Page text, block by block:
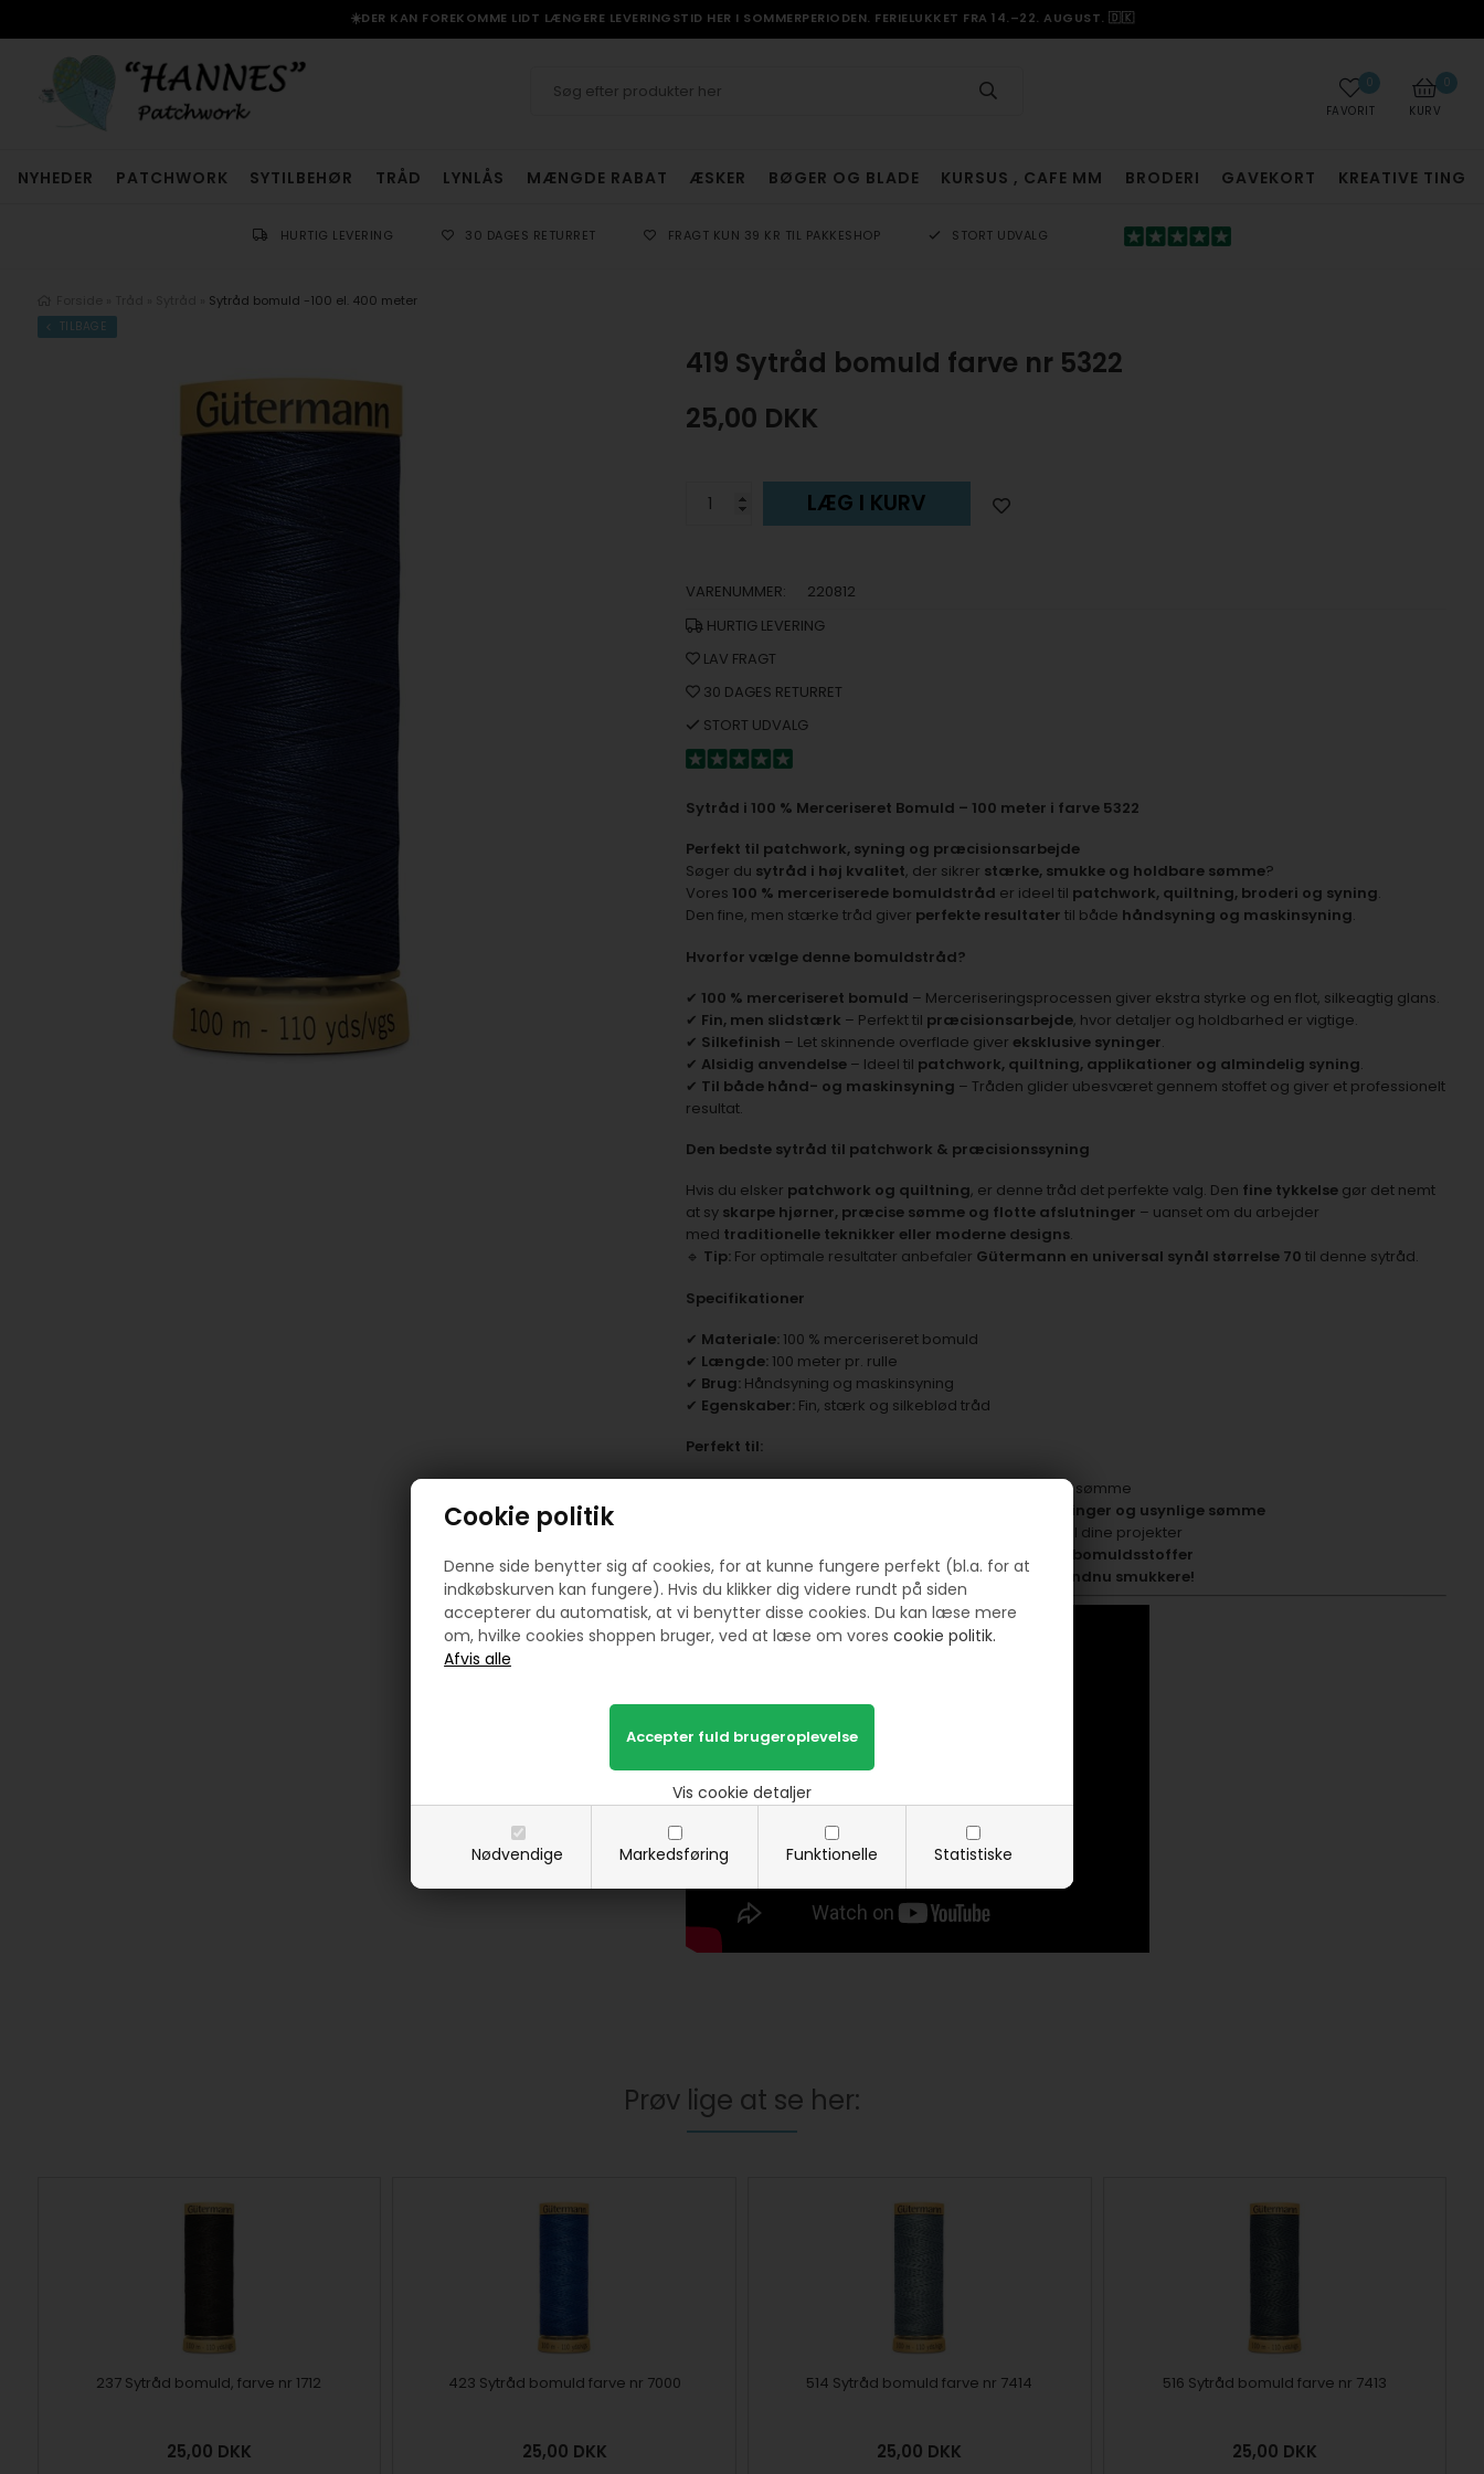
Cookie politik
Denne side benytter sig af cookies, for at kunne fungere perfekt (bl.a. for at
indkøbskurven kan fungere). Hvis du klikker dig videre rundt på siden
accepterer du automatisk, at vi benytter disse cookies. Du kan læse mere
om, hvilke cookies shoppen bruger, ved at læse om vores cookie politik.
Nødvendige Markedsføring Funktionelle Statistiske
Vis cookie detaljer
☀️DER KAN FOREKOMME LIDT LÆNGERE LEVERINGSTID HER I SOMMERPERIODEN. FERIELUKKET FRA 14.–22. AUGUST. 🇩🇰
0
KURV
0
FAVORIT
NYHEDER PATCHWORK SYTILBEHØR TRÅD LYNLÅS MÆNGDE RABAT ÆSKER BØGER OG BLADE KURSUS , CAFE MM BRODERI GAVEKORT KREATIVE TING
HURTIG LEVERING 30 DAGES RETURRET FRAGT KUN 39 KR TIL PAKKESHOP STORT UDVALG
Sytråd bomuld -100 el. 400 meter
TILBAGE
419 Sytråd bomuld farve nr 5322
25,00 DKK
LÆG I KURV
VARENUMMER:
220812
HURTIG LEVERING
LAV FRAGT
30 DAGES RETURRET
STORT UDVALG
Sytråd i 100 % Merceriseret Bomuld – 100 meter i farve 5322
Perfekt til patchwork, syning og præcisionsarbejde
Søger du sytråd i høj kvalitet, der sikrer stærke, smukke og holdbare sømme?
Vores 100 % merceriserede bomuldstråd er ideel til patchwork, quiltning, broderi og syning.
Den fine, men stærke tråd giver perfekte resultater til både håndsyning og maskinsyning.
Hvorfor vælge denne bomuldstråd?
✔ 100 % merceriseret bomuld – Merceriseringsprocessen giver ekstra styrke og en flot, silkeagtig glans.
✔ Fin, men slidstærk – Perfekt til præcisionsarbejde, hvor detaljer og holdbarhed er vigtige.
✔ Silkefinish – Let skinnende overflade giver eksklusive syninger.
✔ Alsidig anvendelse– Ideel til patchwork, quiltning, applikationer og almindelig syning.
✔ Til både hånd- og maskinsyning – Tråden glider ubesværet gennem stoffet og giver et professionelt
resultat.
Den bedste sytråd til patchwork & præcisionssyning
Hvis du elsker patchwork og quiltning, er denne tråd det perfekte valg. Den fine tykkelsegør det nemt
at sy skarpe hjørner, præcise sømme og flotte afslutninger – uanset om du arbejder
med traditionelle teknikker eller moderne designs.
🔹 Tip:For optimale resultater anbefaler Gütermann en universal synål størrelse 70 til denne sytråd.
Specifikationer
✔ Materiale:100 % merceriseret bomuld
✔ Længde:100 meter pr. rulle
✔ Brug:Håndsyning og maskinsyning
✔ Egenskaber:Fin, stærk og silkeblød tråd
Perfekt til:
– Skaber stærke, holdbare sømme
synlige stikninger og usynlige sømme
– Tilføjer et elegant finish til dine projekter
– Perfekt til arbejde med bomuldsstoffer
🌟Bestil din sytråd i dag, og gør dine syprojekter endnu smukkere!
Prøv lige at se her:
237 Sytråd bomuld, farve nr 1712
25,00 DKK
423 Sytråd bomuld farve nr 7000
25,00 DKK
514 Sytråd bomuld farve nr 7414
25,00 DKK
516 Sytråd bomuld farve nr 7413
25,00 DKK